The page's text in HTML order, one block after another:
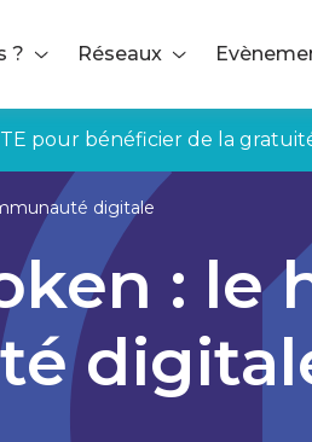
?
Réseaux
pour bénéficier de la
digitale
: le